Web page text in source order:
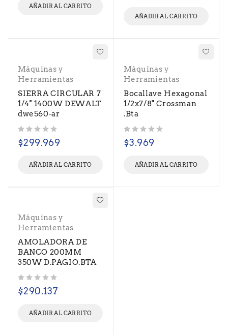
AÑADIR AL CARRITO
AÑADIR AL CARRITO
Máquinas y
Herramientas
SIERRA CIRCULAR 7
1/4'' 1400W DEWALT
dwe560-ar
$299.969
AÑADIR AL CARRITO
Máquinas y
Herramientas
Bocallave Hexagonal
1/2x7/8" Crossman
.Bta
$3.969
AÑADIR AL CARRITO
Máquinas y
Herramientas
AMOLADORA DE
BANCO 200MM
350W D.PAGIO.BTA
$290.137
AÑADIR AL CARRITO